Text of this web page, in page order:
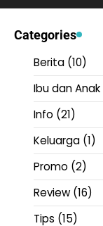
Categories
Berita (10)
Ibu dan Anak
Info (21)
Keluarga (1)
Promo (2)
Review (16)
Tips (15)